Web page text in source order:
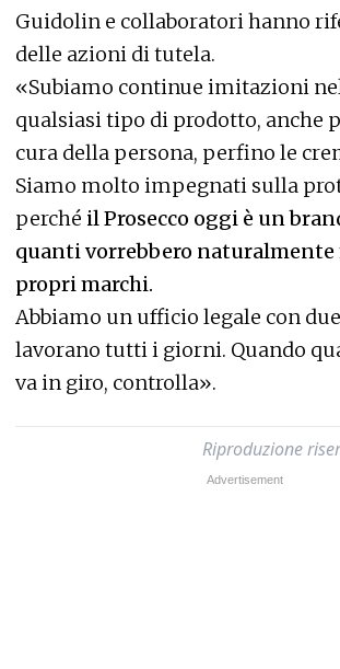
Guidolin e collaboratori hanno
delle azioni di tutela.
«Subiamo continue imitazioni
qualsiasi tipo di prodotto, anche
cura della persona, perfino le
Siamo molto impegnati sulla
perché il Prosecco oggi è un
quanti vorrebbero
propri marchi.
Abbiamo un ufficio legale con
lavorano tutti i giorni. Quando
va in giro, controlla».
Riproduzione